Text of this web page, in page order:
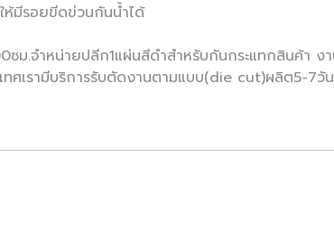
ห้มีรอยขีดข่วนกันน้ำได้
.จำหน่ายปลีก1แผ่นสีดำสำหรับกันกระแทกสินค้า งา
ศเรามีบริการรับตัดงานตามแบบ(die cut)ผลิต5-7วัน